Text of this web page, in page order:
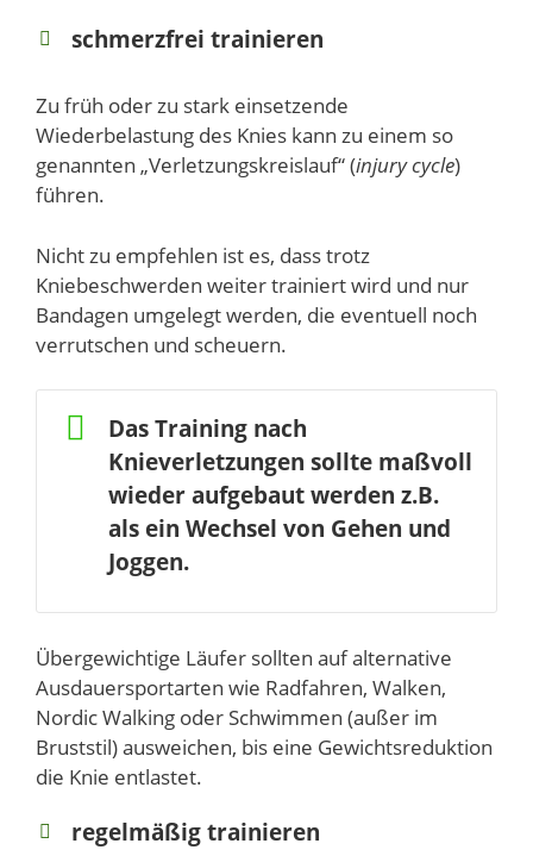
schmerzfrei trainieren
Zu früh oder zu stark einsetzende
Wiederbelastung des Knies kann zu einem so
genannten „Verletzungskreislauf“ (injury cycle)
führen.
Nicht zu empfehlen ist es, dass trotz
Kniebeschwerden weiter trainiert wird und nur
Bandagen umgelegt werden, die eventuell noch
verrutschen und scheuern.
Das Training nach
Knieverletzungen sollte maßvoll
wieder aufgebaut werden z.B.
als ein Wechsel von Gehen und
Joggen.
Übergewichtige Läufer sollten auf alternative
Ausdauersportarten wie Radfahren, Walken,
Nordic Walking oder Schwimmen (außer im
Bruststil) ausweichen, bis eine Gewichtsreduktion
die Knie entlastet.
regelmäßig trainieren